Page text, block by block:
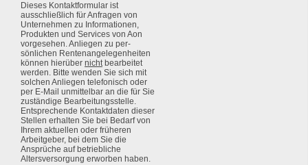
Dieses Kontaktformular ist
ausschließlich fürAnfragen von
Unternehmen zu Informationen,
Produkten und Services von Aon
vorgesehen. Anliegen zu per­­
sönlichen Renten­ange­legen­heiten
können hierüber nichtbearbeitet
werden. Bitte wenden Sie sich mit
solchen Anliegen telefonisch oder
per E-Mail unmittelbar an die für Sie
zuständige Bearbeitungsstelle.
Entsprechende Kontaktdaten dieser
Stellen erhalten Sie bei Bedarf von
Ihrem aktuellen oder früheren
Arbeitgeber, bei dem Sie die
Ansprüche auf betriebliche
Altersversorgung erworben haben.